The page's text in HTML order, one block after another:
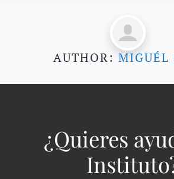
AUTHOR: MIGUÉL
¿Quieres